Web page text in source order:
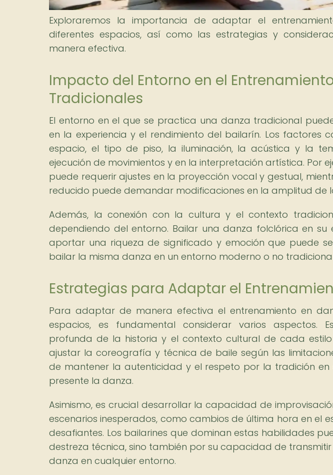
Exploraremos la importancia de adaptar el
diferentes espacios, así como las estrategias y
manera efectiva.
Impacto del Entorno en el
Tradicionales
El entorno en el que se practica una danza tradicional
en la experiencia y el rendimiento del bailarín. Los
espacio, el tipo de piso, la iluminación, la acústica y la
ejecución de movimientos y en la interpretación artística. Por
puede requerir ajustes en la proyección vocal y gestual,
reducido puede demandar modificaciones en la amplitud de
Además, la conexión con la cultura y el contexto
dependiendo del entorno. Bailar una danza folclórica en
aportar una riqueza de significado y emoción que puede
bailar la misma danza en un entorno moderno o no
Estrategias para Adaptar el
Para adaptar de manera efectiva el entrenamiento en
espacios, es fundamental considerar varios aspectos.
profunda de la historia y el contexto cultural de cada
ajustar la coreografía y técnica de baile según las
de mantener la autenticidad y el respeto por la tradición en
presente la danza.
Asimismo, es crucial desarrollar la capacidad de
escenarios inesperados, como cambios de última hora en el
desafiantes. Los bailarines que dominan estas habilidades
destreza técnica, sino también por su capacidad de
danza en cualquier entorno.